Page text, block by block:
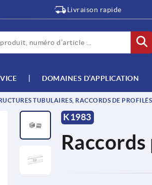
Livraison rapide
DOMAINES D’APPLICATION
TUBULAIRES, RACCORDS DE PROFILÉS
K1983